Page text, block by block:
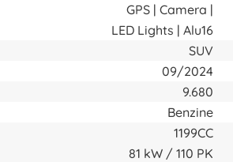
GPS | Camera |
LED Lights | Alu16
SUV
09/2024
9.680
Benzine
1199CC
81 kW 110 PK